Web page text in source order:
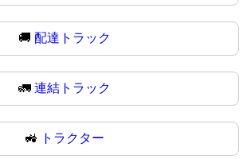
🚚 配達トラック
🚛 連結トラック
🚜 トラクター